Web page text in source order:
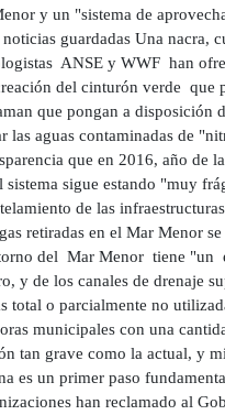
y un "sistema de
guardadas Una nacra,
ANSE y WWF han
del cinturón verde que
que pongan a disposición
aguas contaminadas de
que en 2016, año de
sigue estando "muy
de las
retiradas en el Mar Menor
del Mar Menor tiene "un
y de los canales de drenaje
total o parcialmente no
municipales con una
tan grave como la actual, y
es un primer paso
han reclamado al